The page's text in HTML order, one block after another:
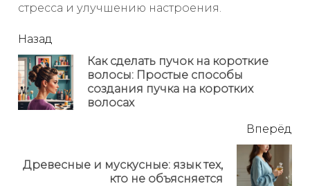
стресса и улучшению настроения.
читать
еще
Назад
Как сделать пучок на короткие
волосы: Простые способы
создания пучка на коротких
волосах
Вперёд
Next
Древесные и мускусные: язык тех,
кто не объясняется